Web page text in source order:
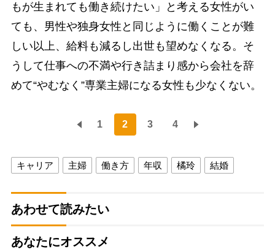
もが生まれても働き続けたい」と考える女性がい
ても、男性や独身女性と同じように働くことが難
しい以上、給料も減るし出世も望めなくなる。そ
うして仕事への不満や行き詰まり感から会社を辞
めて“やむなく”専業主婦になる女性も少なくない。
1 2 3 4
キャリア 主婦 働き方 年収 橘玲 結婚
あわせて読みたい
あなたにオススメ